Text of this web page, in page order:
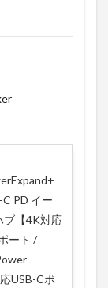
PD イー
ブ【4K対応
ート /
USB-Cポ